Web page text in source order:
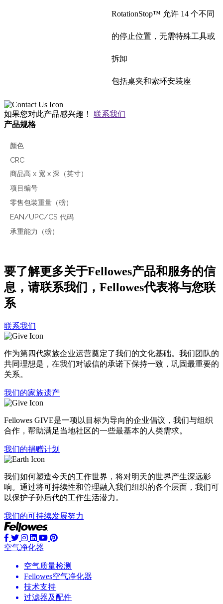
RotationStop™ 允许 14 个不同
的停止位置，无需特殊工具或
拆卸
包括桌夹和索环安装座
如果您对此产品感兴趣！ 联系我们
产品规格
颜色
CRC
商品高 x 宽 x 深（英寸）
项目编号
零售包装重量（磅）
EAN/UPC/CS 代码
承重能力（磅）
要了解更多关于Fellowes产品和服务的信
息，请联系我们，Fellowes代表将与您联
系
联系我们
作为第四代家族企业运营奠定了我们的文化基础。我们团队的
共同理想是，在我们对诚信的承诺下保持一致，巩固最重要的
关系。
我们的家族遗产
Fellowes GIVE是一项以目标为导向的企业倡议，我们与组织
合作，帮助满足当地社区的一些最基本的人类需求。
我们的捐赠计划
我们如何塑造今天的工作世界，将对明天的世界产生深远影
响。通过将可持续性和管理融入我们组织的各个层面，我们可
以保护子孙后代的工作生活潜力。
我们的可持续发展努力
空气净化器
空气质量检测
Fellowes空气净化器
技术支持
过滤器及配件